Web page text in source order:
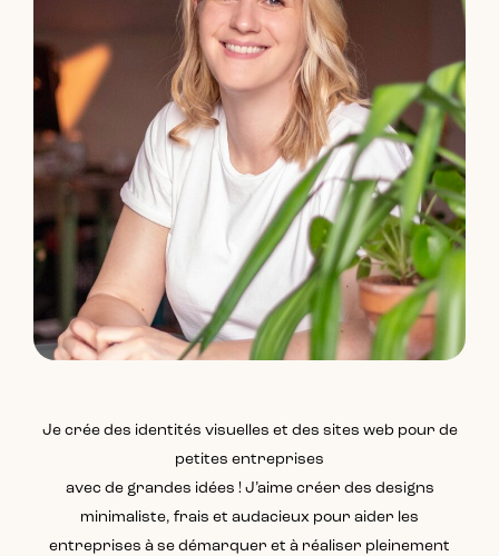
Je crée des identités visuelles et des sites web pour de
petites entreprises
avec de grandes idées ! J’aime créer des designs
minimaliste, frais et audacieux pour aider les
entreprises à se démarquer et à réaliser pleinement